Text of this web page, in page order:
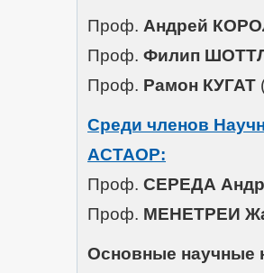
Проф.Андрей
Проф.Филип
Проф. Рамон КУГАТ
Среди членов
АСТАОР:
Проф.СЕРЕДА
Проф. МЕНЕТРЕИ
Основные научные